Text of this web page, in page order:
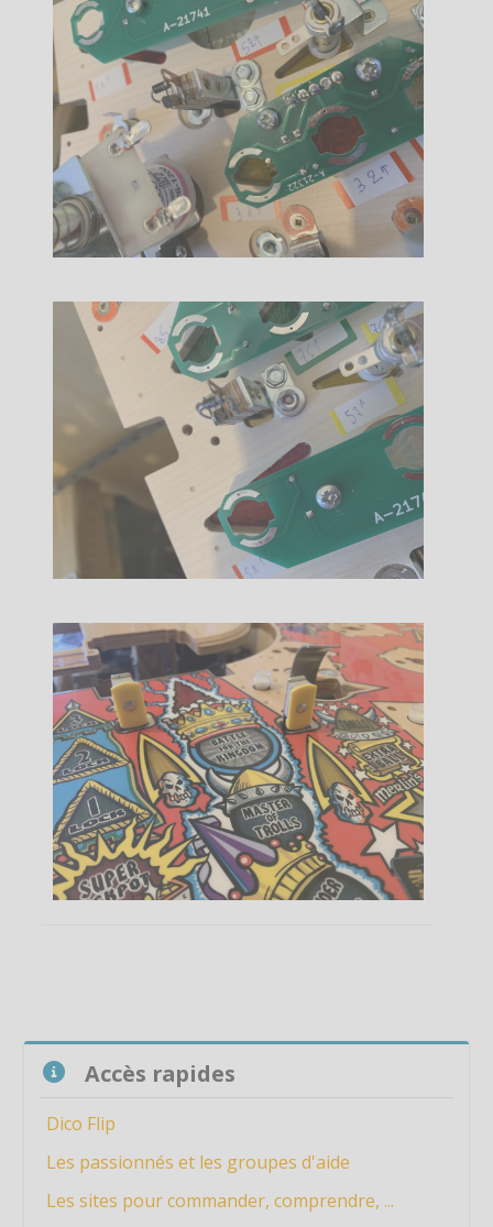
Accès rapides
Dico Flip
Les passionnés et les groupes d'aide
Les sites pour commander, comprendre, ...